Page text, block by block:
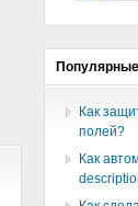
Популярные
Как
полей?
Как